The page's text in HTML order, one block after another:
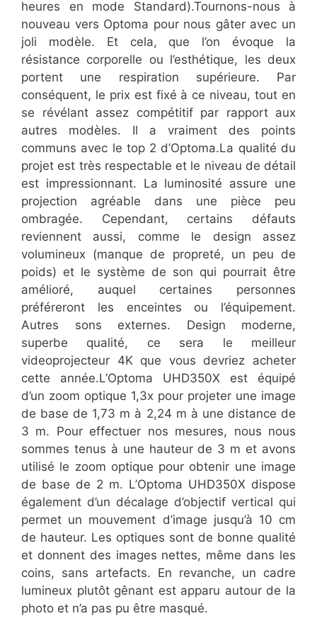
heures en mode Standard).Tournons-nous à
nouveau vers Optoma pour nous gâter avec un
joli modèle. Et cela, que l’on évoque la
résistance corporelle ou l’esthétique, les deux
portent une respiration supérieure. Par
conséquent, le prix est fixé à ce niveau, tout en
se révélant assez compétitif par rapport aux
autres modèles. Il a vraiment des points
communs avec le top 2 d’Optoma.La qualité du
projet est très respectable et le niveau de détail
est impressionnant. La luminosité assure une
projection agréable dans une pièce peu
ombragée. Cependant, certains défauts
reviennent aussi, comme le design assez
volumineux (manque de propreté, un peu de
poids) et le système de son qui pourrait être
amélioré, auquel certaines personnes
préféreront les enceintes ou l’équipement.
Autres sons externes. Design moderne,
superbe qualité, ce sera le meilleur
videoprojecteur 4K que vous devriez acheter
cette année.L’Optoma UHD350X est équipé
d’un zoom optique 1,3x pour projeter une image
de base de 1,73 m à 2,24 m à une distance de
3 m. Pour effectuer nos mesures, nous nous
sommes tenus à une hauteur de 3 m et avons
utilisé le zoom optique pour obtenir une image
de base de 2 m. L’Optoma UHD350X dispose
également d’un décalage d’objectif vertical qui
permet un mouvement d’image jusqu’à 10 cm
de hauteur. Les optiques sont de bonne qualité
et donnent des images nettes, même dans les
coins, sans artefacts. En revanche, un cadre
lumineux plutôt gênant est apparu autour de la
photo et n’a pas pu être masqué.